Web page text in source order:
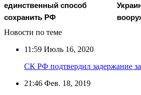
единственный способ
сохранить РФ
Новости по теме
11:59 Июль 16, 2020
СК РФ подтвердил задержание
21:46 Фев. 18, 2019